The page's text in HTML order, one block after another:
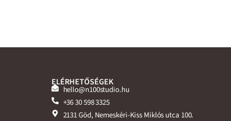
ELÉRHETŐSÉGEK
hello@n100studio.hu
+36 30 598 3325
2131 Göd, Nemeskéri-Kiss Miklós utca 100.